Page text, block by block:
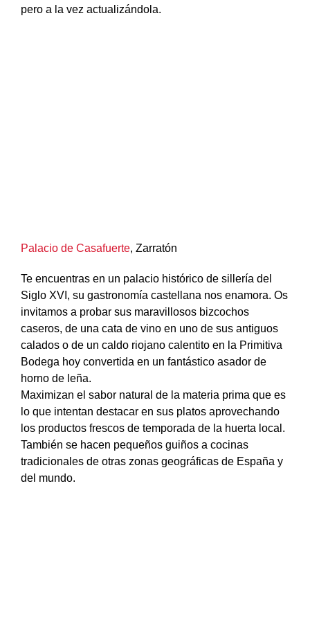
pero a la vez actualizándola.
Palacio de Casafuerte, Zarratón
Te encuentras en un palacio histórico de sillería del
Siglo XVI, su gastronomía castellana nos enamora. Os
invitamos a probar sus maravillosos bizcochos
caseros, de una cata de vino en uno de sus antiguos
calados o de un caldo riojano calentito en la Primitiva
Bodega hoy convertida en un fantástico asador de
horno de leña.
Maximizan el sabor natural de la materia prima que es
lo que intentan destacar en sus platos aprovechando
los productos frescos de temporada de la huerta local.
También se hacen pequeños guiños a cocinas
tradicionales de otras zonas geográficas de España y
del mundo.